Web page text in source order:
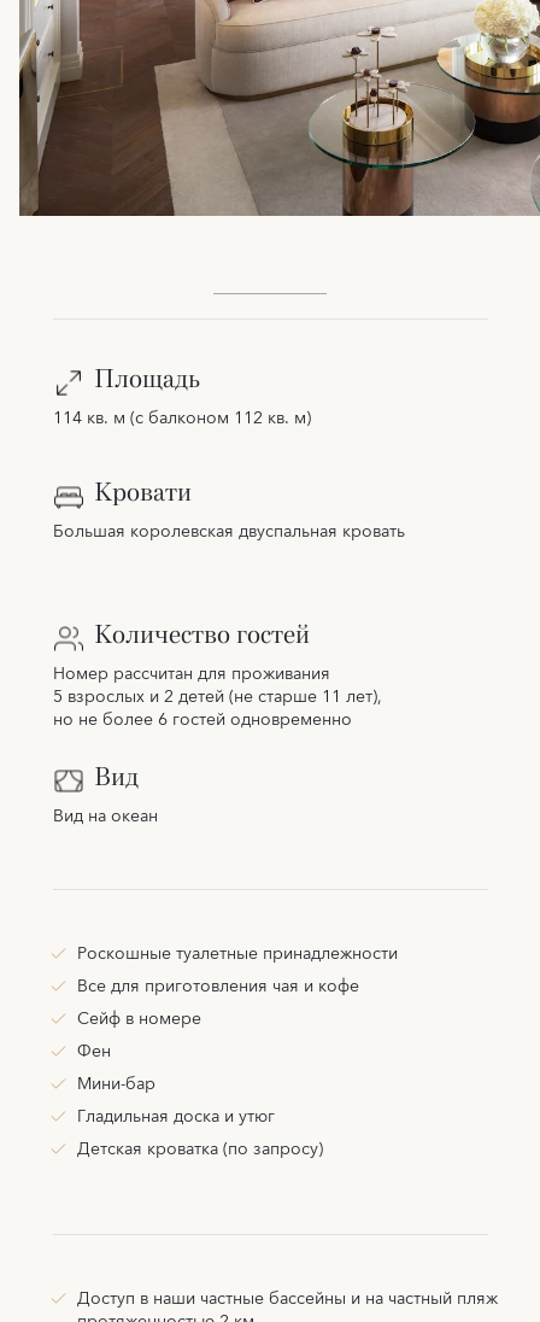
Площадь
114 кв. м (с балконом 112 кв. м)
Кровати
Большая королевская двуспальная кровать
Количество гостей
Номер рассчитан для проживания
5 взрослых и 2 детей (не старше 11 лет),
но не более 6 гостей одновременно
Вид
Вид на океан
Роскошные туалетные принадлежности
Все для приготовления чая и кофе
Сейф в номере
Фен
Мини-бар
Гладильная доска и утюг
Детская кроватка (по запросу)
Доступ в наши частные бассейны и на частный пляж